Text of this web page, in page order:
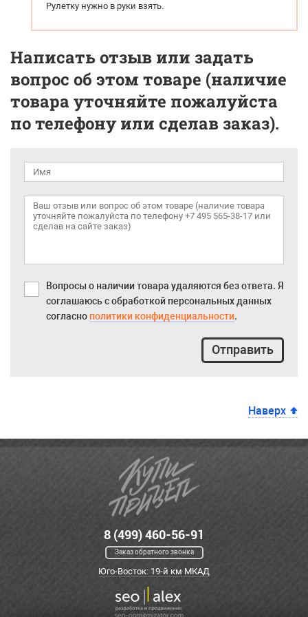
Рулетку нужно в руки взять.
Написать отзыв или задать
вопрос об этом товаре (наличие
товара уточняйте пожалуйста
по телефону или сделав заказ).
Вопросы о наличии товара удаляются без ответа. Я
соглашаюсь с обработкой персональных данных
согласно политики конфиденциальности.
Отправить
Наверх
8 (499) 460-56-91
Заказ обратного звонка
Юго-Восток: 19-й км МКАД